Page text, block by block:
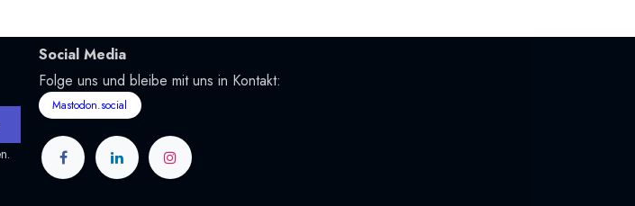
Social Media
Folge uns und bleibe mit uns in Kontakt:
Mastodon.social